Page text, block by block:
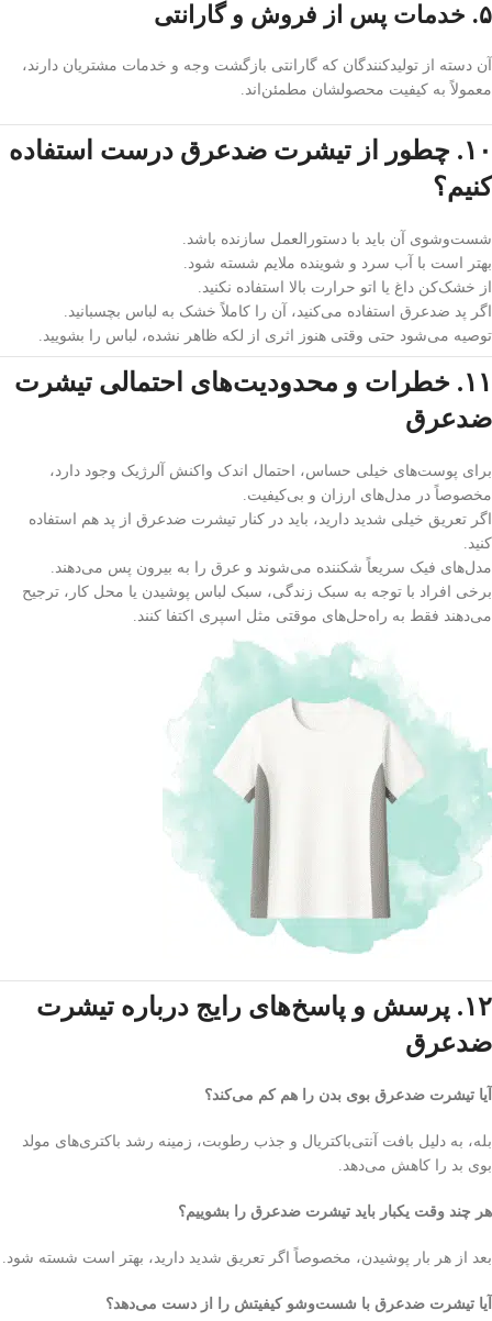
۵. خدمات پس از فروش و گارانتی
آن دسته از تولیدکنندگان که گارانتی بازگشت وجه و خدمات مشتریان دارند،
معمولاً به کیفیت محصولشان مطمئن‌اند.
۱۰. چطور از تیشرت ضدعرق درست استفاده
کنیم؟
شست‌وشوی آن باید با دستورالعمل سازنده باشد.
بهتر است با آب سرد و شوینده ملایم شسته شود.
از خشک‌کن داغ یا اتو حرارت بالا استفاده نکنید.
اگر پد ضدعرق استفاده می‌کنید، آن را کاملاً خشک به لباس بچسبانید.
توصیه می‌شود حتی وقتی هنوز اثری از لکه ظاهر نشده، لباس را بشویید.
۱۱. خطرات و محدودیت‌های احتمالی تیشرت
ضدعرق
برای پوست‌های خیلی حساس، احتمال اندک واکنش آلرژیک وجود دارد،
مخصوصاً در مدل‌های ارزان و بی‌کیفیت.
اگر تعریق خیلی شدید دارید، باید در کنار تیشرت ضدعرق از پد هم استفاده
کنید.
مدل‌های فیک سریعاً شکننده می‌شوند و عرق را به بیرون پس می‌دهند.
برخی افراد با توجه به سبک زندگی، سبک لباس پوشیدن یا محل کار، ترجیح
می‌دهند فقط به راه‌حل‌های موقتی مثل اسپری اکتفا کنند.
۱۲. پرسش و پاسخ‌های رایج درباره تیشرت
ضدعرق
آیا تیشرت ضدعرق بوی بدن را هم کم می‌کند؟
بله، به دلیل بافت آنتی‌باکتریال و جذب رطوبت، زمینه رشد باکتری‌های مولد
بوی بد را کاهش می‌دهد.
هر چند وقت یکبار باید تیشرت ضدعرق را بشوییم؟
بعد از هر بار پوشیدن، مخصوصاً اگر تعریق شدید دارید، بهتر است شسته شود.
آیا تیشرت ضدعرق با شست‌وشو کیفیتش را از دست می‌دهد؟